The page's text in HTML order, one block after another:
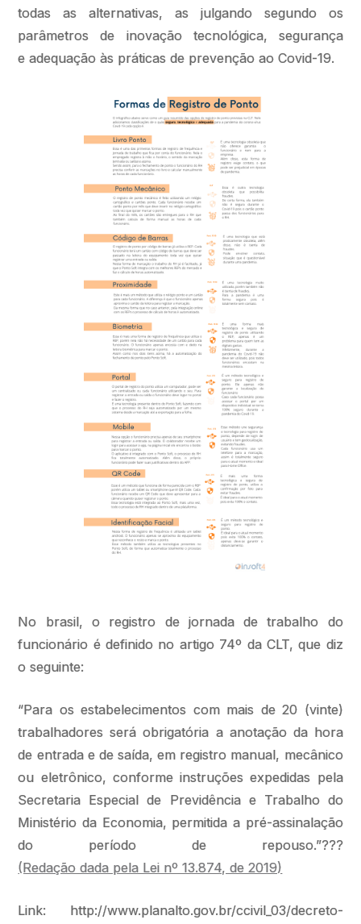
todas as alternativas, as julgando segundo os
parâmetros de inovação tecnológica, segurança
e adequação às práticas de prevenção ao Covid-19.
No brasil, o registro de jornada de trabalho do
funcionário é definido no artigo 74º da CLT, que diz
o seguinte:
“Para os estabelecimentos com mais de 20 (vinte)
trabalhadores será obrigatória a anotação da hora
de entrada e de saída, em registro manual, mecânico
ou eletrônico, conforme instruções expedidas pela
Secretaria Especial de Previdência e Trabalho do
Ministério da Economia, permitida a pré-assinalação
do período de repouso.”???
(Redação dada pela Lei nº 13.874, de 2019)
Link: http://www.planalto.gov.br/ccivil_03/decreto-